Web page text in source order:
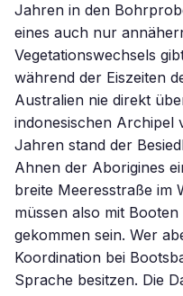
Jahren in den
eines auch nur
Vegetationswechsels
während der Eiszeiten
Australien nie direkt
indonesischen Archipel
Jahren stand der
Ahnen der Aborigines
breite Meeresstraße im
müssen also mit
gekommen sein. Wer
Koordination bei
Sprache besitzen. Die